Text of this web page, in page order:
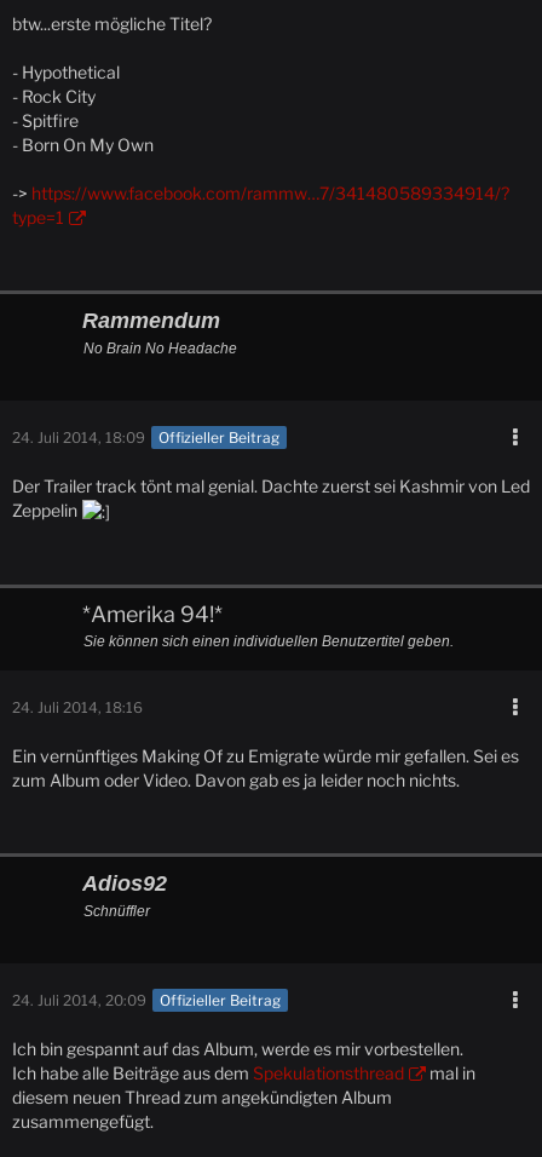
btw...erste mögliche Titel?
- Hypothetical
- Rock City
- Spitfire
- Born On My Own
-> https://www.facebook.com/rammw…7/341480589334914/?
type=1
Rammendum
No Brain No Headache
24. Juli 2014, 18:09 Offizieller Beitrag
Der Trailer track tönt mal genial. Dachte zuerst sei Kashmir von Led
Zeppelin
*Amerika 94!*
Sie können sich einen individuellen Benutzertitel geben.
24. Juli 2014, 18:16
Ein vernünftiges Making Of zu Emigrate würde mir gefallen. Sei es
zum Album oder Video. Davon gab es ja leider noch nichts.
Adios92
Schnüffler
24. Juli 2014, 20:09 Offizieller Beitrag
Ich bin gespannt auf das Album, werde es mir vorbestellen.
Ich habe alle Beiträge aus dem Spekulationsthread
mal in
diesem neuen Thread zum angekündigten Album
zusammengefügt.